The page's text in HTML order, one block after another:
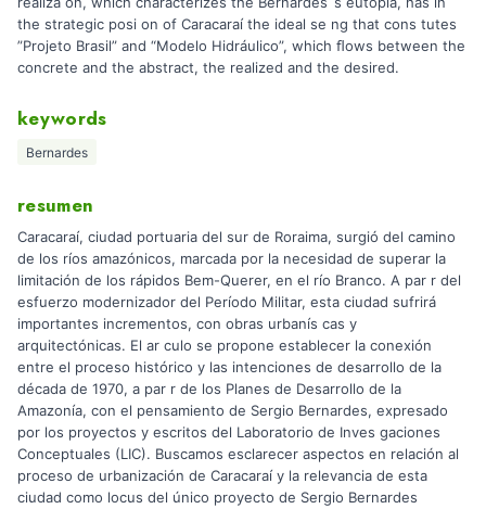
the strategic posi on of Caracaraí the ideal se ng that cons tutes
”Projeto Brasil” and “Modelo Hidráulico”, which ﬂows between the
concrete and the abstract, the realized and the desired.
keywords
Bernardes
resumen
Caracaraí, ciudad portuaria del sur de Roraima, surgió del camino
de los ríos amazónicos, marcada por la necesidad de superar la
limitación de los rápidos Bem-Querer, en el río Branco. A par r del
esfuerzo modernizador del Período Militar, esta ciudad sufrirá
importantes incrementos, con obras urbanís cas y
arquitectónicas. El ar culo se propone establecer la conexión
entre el proceso histórico y las intenciones de desarrollo de la
década de 1970, a par r de los Planes de Desarrollo de la
Amazonía, con el pensamiento de Sergio Bernardes, expresado
por los proyectos y escritos del Laboratorio de Inves gaciones
Conceptuales (LIC). Buscamos esclarecer aspectos en relación al
proceso de urbanización de Caracaraí y la relevancia de esta
ciudad como locus del único proyecto de Sergio Bernardes